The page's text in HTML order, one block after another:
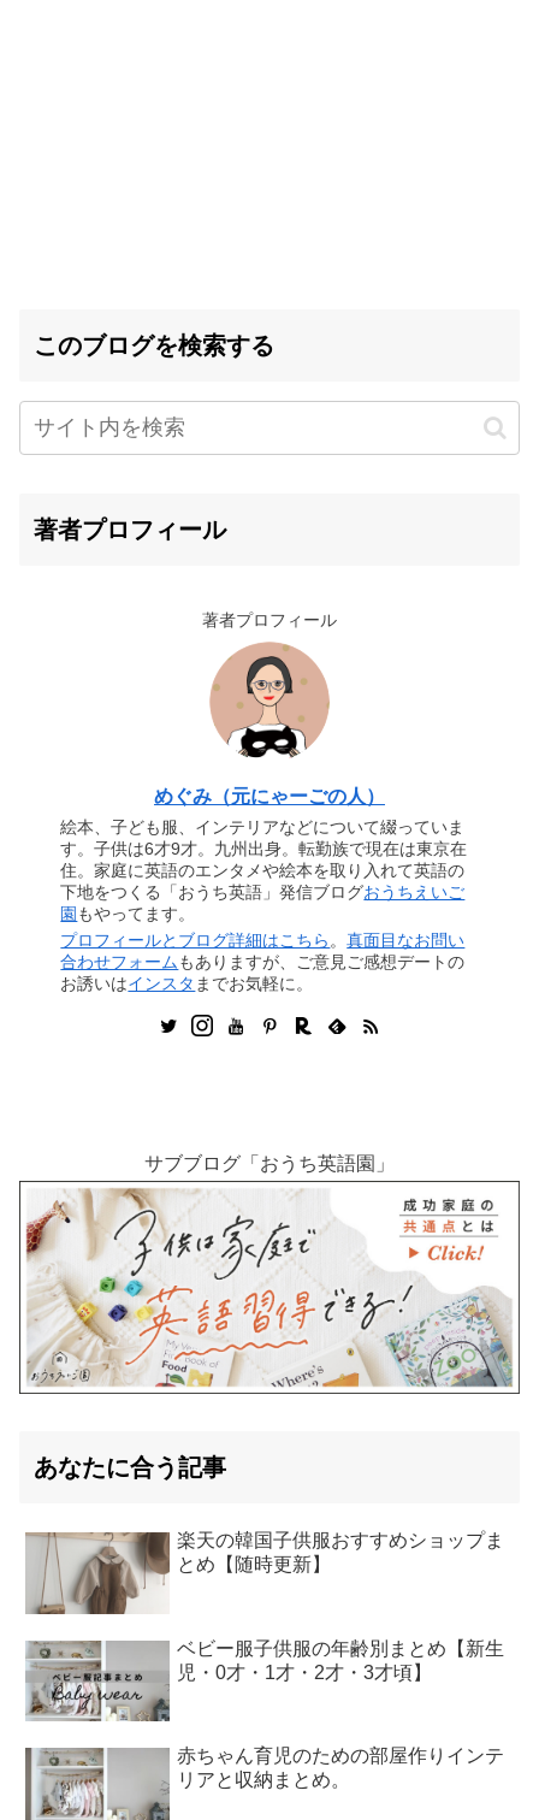
このブログを検索する
著者プロフィール
著者プロフィール
めぐみ（元にゃーごの人）
絵本、子ども服、インテリアなどについて綴っていま
す。子供は6才9才。九州出身。転勤族で現在は東京在
住。家庭に英語のエンタメや絵本を取り入れて英語の
下地をつくる「おうち英語」発信ブログおうちえいご
園 もやってます。
プロフィールとブログ詳細はこちら 。真面目なお問い
合わせフォームもありますが、ご意見ご感想デートの
お誘いはインスタ までお気軽に。
サブブログ「おうち英語園」
あなたに合う記事
楽天の韓国子供服おすすめショップま
とめ【随時更新】
ベビー服子供服の年齢別まとめ【新生
児・0才・1才・2才・3才頃】
赤ちゃん育児のための部屋作りインテ
リアと収納まとめ。